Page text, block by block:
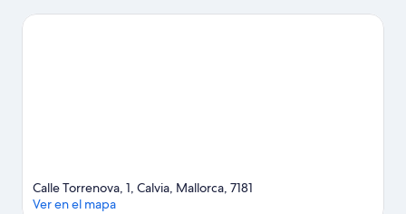
de Palma Nova. ¿Viajas con niños? No te pierdas Parque
Calle Torrenova, 1, Calvia, Mallorca, 7181
Ver en el mapa